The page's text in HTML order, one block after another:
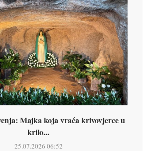
Majka koja vraća krivovjerce u
krilo...
25.07.2026 06:52